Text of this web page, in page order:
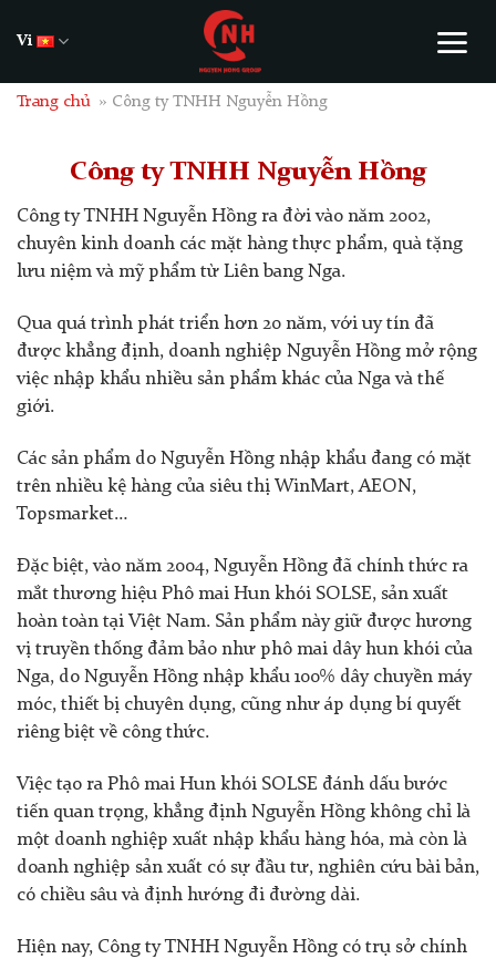
Vi
Trang chủ » Công ty TNHH Nguyễn Hồng
Công ty TNHH Nguyễn Hồng
Công ty TNHH Nguyễn Hồng ra đời vào năm 2002,
chuyên kinh doanh các mặt hàng thực phẩm, quà tặng
lưu niệm và mỹ phẩm từ Liên bang Nga.
Qua quá trình phát triển hơn 20 năm, với uy tín đã
được khẳng định, doanh nghiệp Nguyễn Hồng mở rộng
việc nhập khẩu nhiều sản phẩm khác của Nga và thế
giới.
Các sản phẩm do Nguyễn Hồng nhập khẩu đang có mặt
trên nhiều kệ hàng của siêu thị WinMart, AEON,
Topsmarket…
Đặc biệt, vào năm 2004, Nguyễn Hồng đã chính thức ra
mắt thương hiệu Phô mai Hun khói SOLSE, sản xuất
hoàn toàn tại Việt Nam. Sản phẩm này giữ được hương
vị truyền thống đảm bảo như phô mai dây hun khói của
Nga, do Nguyễn Hồng nhập khẩu 100% dây chuyền máy
móc, thiết bị chuyên dụng, cũng như áp dụng bí quyết
riêng biệt về công thức.
Việc tạo ra Phô mai Hun khói SOLSE đánh dấu bước
tiến quan trọng, khẳng định Nguyễn Hồng không chỉ là
một doanh nghiệp xuất nhập khẩu hàng hóa, mà còn là
doanh nghiệp sản xuất có sự đầu tư, nghiên cứu bài bản,
có chiều sâu và định hướng đi đường dài.
Hiện nay, Công ty TNHH Nguyễn Hồng có trụ sở chính